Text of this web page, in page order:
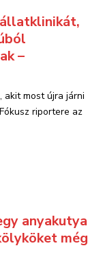
–
akit most újra járni
riportere az
anyakutya
még